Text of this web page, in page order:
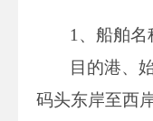
1、船舶名
目的港、
码头东岸至西